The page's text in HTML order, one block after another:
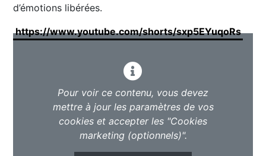
d’émotions libérées.
https://www.youtube.com/shorts/sxp5EYuqoRs
Pour voir ce contenu, vous devez
mettre à jour les paramètres de vos
cookies et accepter les "Cookies
marketing (optionnels)".